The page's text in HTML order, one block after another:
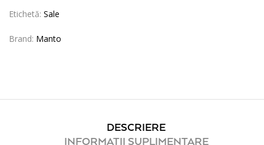
Etichetă: Sale
Brand: Manto
DESCRIERE
INFORMAȚII SUPLIMENTARE